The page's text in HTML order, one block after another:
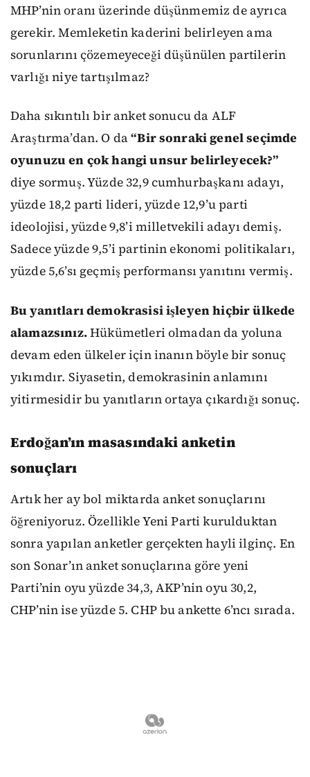
MHP’nin oranı üzerinde düşünmemiz de ayrıca
gerekir. Memleketin kaderini belirleyen ama
sorunlarını çözemeyeceği düşünülen partilerin
varlığı niye tartışılmaz?
Daha sıkıntılı bir anket sonucu da ALF
Araştırma’dan. O da“Bir sonraki genel seçimde
oyunuzu en çok hangi unsur belirleyecek?”
diye sormuş. Yüzde 32,9 cumhurbaşkanı adayı,
yüzde 18,2 parti lideri, yüzde 12,9’u parti
ideolojisi, yüzde 9,8’i milletvekili adayı demiş.
Sadece yüzde 9,5’i partinin ekonomi politikaları,
yüzde 5,6’sı geçmiş performansı yanıtını vermiş.
Bu yanıtları demokrasisi işleyen hiçbir ülkede
alamazsınız.Hükümetleri olmadan da yoluna
devam eden ülkeler için inanın böyle bir sonuç
yıkımdır. Siyasetin, demokrasinin anlamını
yitirmesidir bu yanıtların ortaya çıkardığı sonuç.
Erdoğan’ın masasındaki anketin
sonuçları
Artık her ay bol miktarda anket sonuçlarını
öğreniyoruz. Özellikle Yeni Parti kurulduktan
sonra yapılan anketler gerçekten hayli ilginç. En
son Sonar’ın anket sonuçlarına göre yeni
Parti’nin oyu yüzde 34,3, AKP’nin oyu 30,2,
CHP’nin ise yüzde 5. CHP bu ankette 6’ncı sırada.